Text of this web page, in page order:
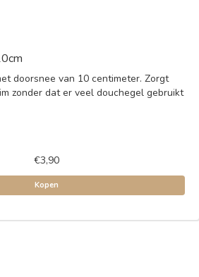
doorsnee van 10 centimeter. Zorgt
zonder dat er veel douchegel gebruikt
€3,90
Kopen